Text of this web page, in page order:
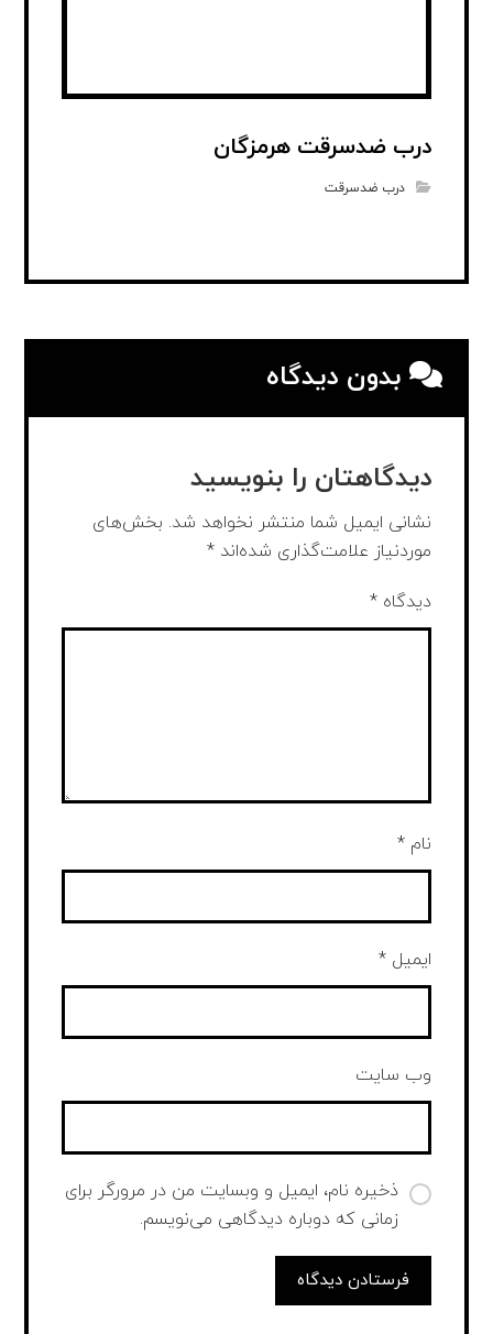
درب ضدسرقت هرمزگان
درب ضدسرقت
بدون دیدگاه
دیدگاهتان را بنویسید
نشانی ایمیل شما منتشر نخواهد شد. بخش‌های
موردنیاز علامت‌گذاری شده‌اند*
دیدگاه*
نام*
ایمیل*
وب‌ سایت
ذخیره نام، ایمیل و وبسایت من در مرورگر برای
زمانی که دوباره دیدگاهی می‌نویسم.
فرستادن دیدگاه